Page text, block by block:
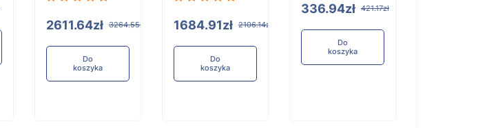
2611.64zł 3264.55zł
Do
koszyka
1684.91zł 2106.14zł
Do
koszyka
336.94zł 421.17zł
Do
koszyka